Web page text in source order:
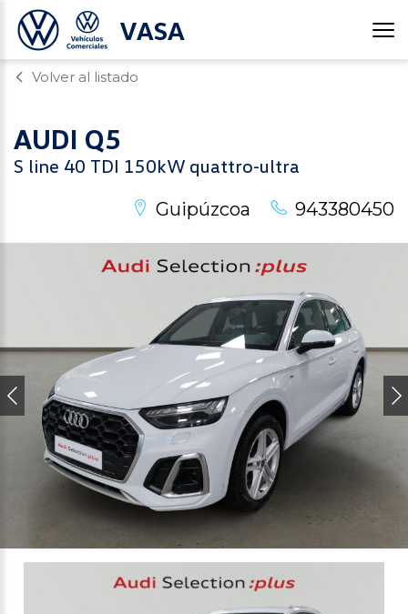
VASA
Volver al listado
AUDI Q5
S line 40 TDI 150kW quattro-ultra
Guipúzcoa
943380450